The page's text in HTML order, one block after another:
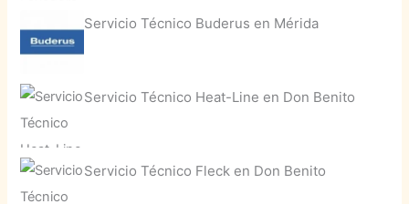
Servicio Técnico Buderus en Mérida
Servicio Técnico Heat-Line en Don Benito
Servicio Técnico Fleck en Don Benito